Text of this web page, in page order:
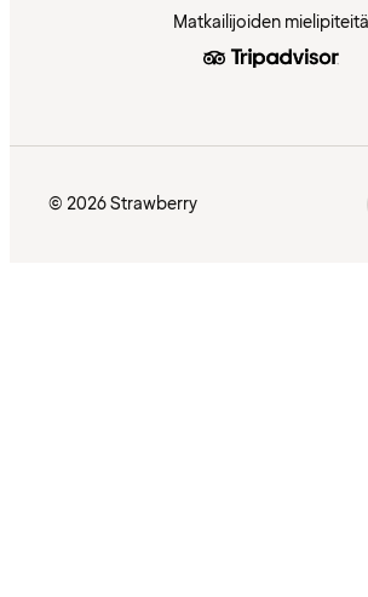
Matkailijoiden mielipiteitä
© 2026 Strawberry